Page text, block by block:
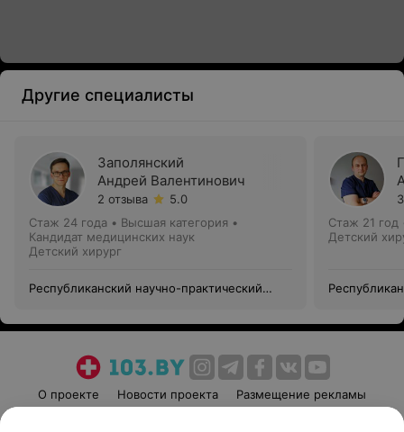
Другие специалисты
Заполянский
Андрей Валентинович
2 отзыва
5.0
Стаж 24 года • Высшая категория •
Кандидат медицинских наук
Детский хирург
Республиканский научно-практический
Стаж 21 год
Детский
О проекте Новости проекта
Размещение рекламы